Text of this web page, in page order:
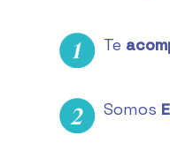
Te
Somos